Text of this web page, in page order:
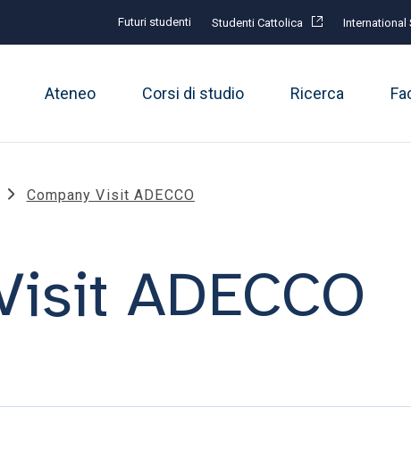
Futuri studenti Studenti Cattolica International
Ateneo Corsi di studio Ricerca
Company Visit ADECCO
ADECCO